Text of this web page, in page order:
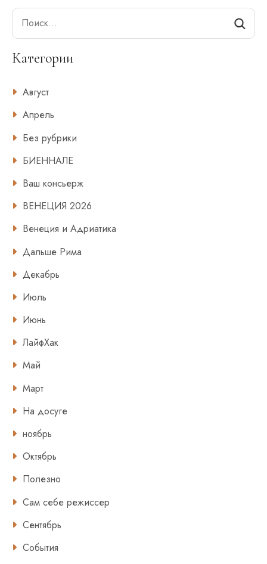
Search
Категории
Август
Апрель
Без рубрики
БИЕННАЛЕ
Ваш консьерж
ВЕНЕЦИЯ 2026
Венеция и Адриатика
Дальше Рима
Декабрь
Июль
Июнь
ЛайфХак
Май
Март
На досуге
ноябрь
Октябрь
Полезно
Сам себе режиссер
Сентябрь
События